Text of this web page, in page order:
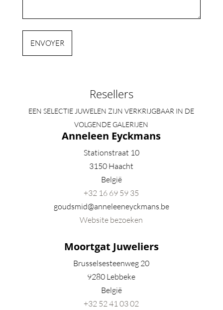
Resellers
EEN SELECTIE JUWELEN ZIJN VERKRIJGBAAR IN DE
VOLGENDE GALERIJEN
Anneleen Eyckmans
Stationstraat 10
3150 Haacht
België
+32 16 69 59 35
goudsmid@anneleeneyckmans.be
Website bezoeken
Moortgat Juweliers
Brusselsesteenweg 20
9280 Lebbeke
België
+32 52 41 03 02